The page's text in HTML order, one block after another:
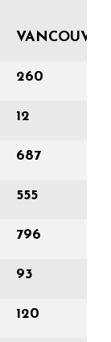
260
12
687
555
796
93
120